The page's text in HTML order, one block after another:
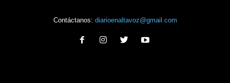
Contáctanos: diarioenaltavoz@gmail.com